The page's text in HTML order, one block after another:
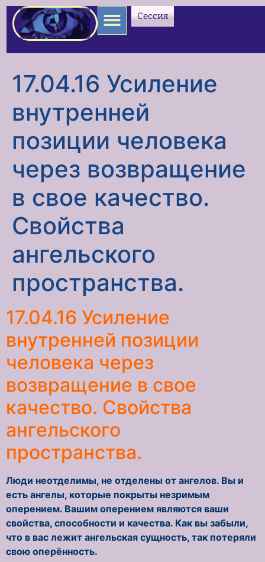
содержимому
Сессия
17.04.16 Усиление
внутренней
позиции человека
через возвращение
в свое качество.
Свойства
ангельского
пространства.
17.04.16 Усиление
внутренней позиции
человека через
возвращение в свое
качество. Свойства
ангельского
пространства.
Люди неотделимы, не отделены от ангелов. Вы и
есть ангелы, которые покрыты незримым
оперением. Вашим оперением являются ваши
свойства, способности и качества. Как вы забыли,
что в вас лежит ангельская сущность, так потеряли
свою оперённость.